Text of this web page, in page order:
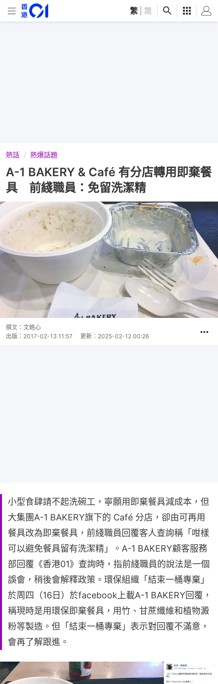
繁 简
熱話 熱爆話題
A-1 BAKERY & Café 有分店轉用即棄餐
具 前綫職員：免留洗潔精
撰文： 文皓心
出版： 2017-02-13 11:57 更新： 2025-02-12 00:26
小型食肆請不起洗碗工，寧願用即棄餐具減成本，但
大集團A-1 BAKERY旗下的 Café 分店，卻由可再用
餐具改為即棄餐具，前綫職員回覆客人查詢稱「咁樣
可以避免餐具留有洗潔精」。A-1 BAKERY顧客服務
部回覆《香港01》查詢時，指前綫職員的說法是一個
誤會，稍後會解釋政策。環保組織「結束一桶專棄」
於周四（16日）於facebook上載A-1 BAKERY回覆，
稱現時是用環保即棄餐具，用竹、甘蔗纖維和植物澱
粉等製造。但「結束一桶專棄」表示對回覆不滿意，
會再了解跟進。